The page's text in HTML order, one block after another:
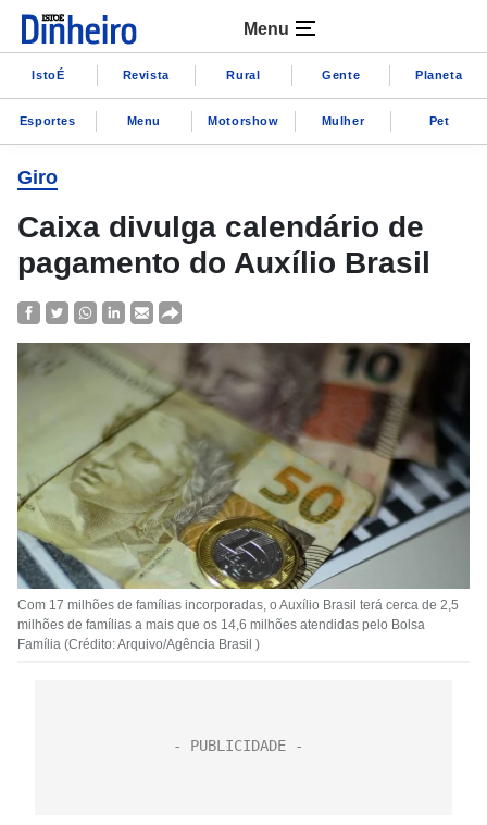
Menu
IstoÉ Revista Rural Gente Planeta
Esportes Menu Motorshow Mulher Pet
Giro
Caixa divulga calendário de
pagamento do Auxílio Brasil
Com 17 milhões de famílias incorporadas, o Auxílio Brasil terá cerca de 2,5
milhões de famílias a mais que os 14,6 milhões atendidas pelo Bolsa
Família (Crédito: Arquivo/Agência Brasil )